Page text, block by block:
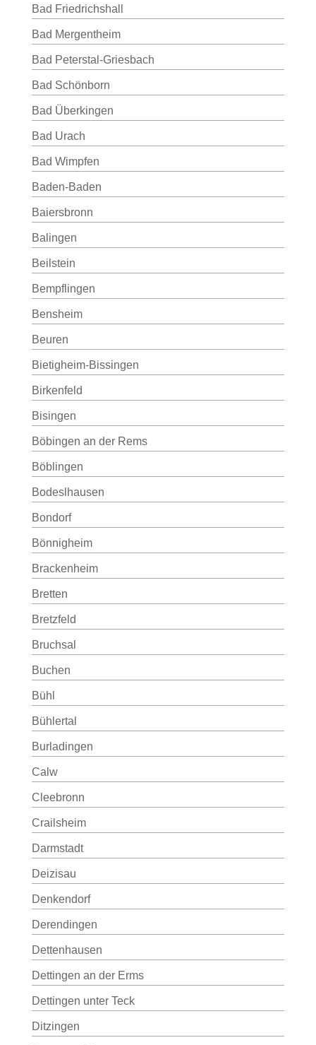
Bad Friedrichshall
Bad Mergentheim
Bad Peterstal-Griesbach
Bad Schönborn
Bad Überkingen
Bad Urach
Bad Wimpfen
Baden-Baden
Baiersbronn
Balingen
Beilstein
Bempflingen
Bensheim
Beuren
Bietigheim-Bissingen
Birkenfeld
Bisingen
Böbingen an der Rems
Böblingen
Bodeslhausen
Bondorf
Bönnigheim
Brackenheim
Bretten
Bretzfeld
Bruchsal
Buchen
Bühl
Bühlertal
Burladingen
Calw
Cleebronn
Crailsheim
Darmstadt
Deizisau
Denkendorf
Derendingen
Dettenhausen
Dettingen an der Erms
Dettingen unter Teck
Ditzingen